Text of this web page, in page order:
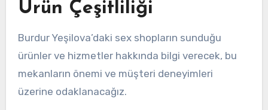
Ürün Çeşitliliği
Burdur Yeşilova’daki sex shopların sunduğu
ürünler ve hizmetler hakkında bilgi verecek, bu
mekanların önemi ve müşteri deneyimleri
üzerine odaklanacağız.